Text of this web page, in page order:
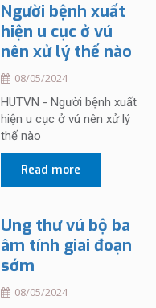
Người bệnh xuất
hiện u cục ở vú
nên xử lý thế nào
08/05/2024
HUTVN - Người bệnh xuất
hiện u cục ở vú nên xử lý
thế nào
Read more
Ung thư vú bộ ba
âm tính giai đoạn
sớm
08/05/2024